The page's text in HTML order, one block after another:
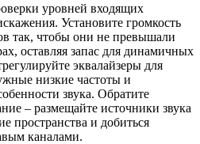
уровней входящих
Установите громкость
так, чтобы они не превышали
оставляя запас для динамичных
эквалайзеры для
низкие частоты и
звука. Обратите
– размещайте источники звука
пространства и добиться
каналами.